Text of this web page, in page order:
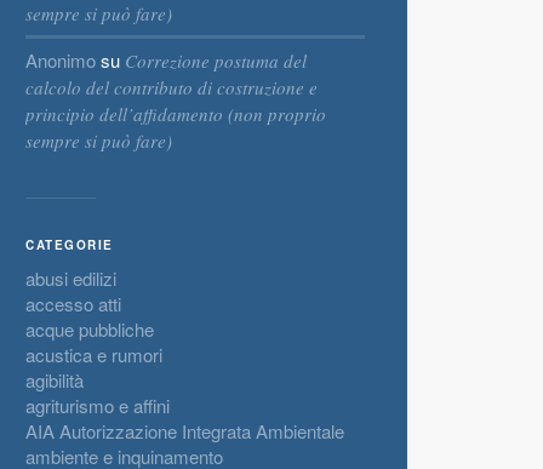
sempre si può fare)
Anonimosu Correzione postuma del
calcolo del contributo di costruzione e
principio dell’affidamento (non proprio
sempre si può fare)
CATEGORIE
abusi edilizi
accesso atti
acque pubbliche
acustica e rumori
agibilità
agriturismo e affini
AIA Autorizzazione Integrata Ambientale
ambiente e inquinamento